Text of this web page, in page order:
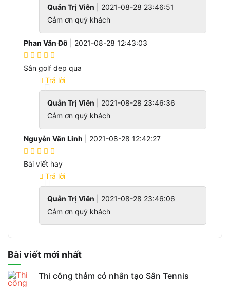
Quản Trị Viên | 2021-08-28 23:46:51
Cảm ơn quý khách
Phan Văn Đô | 2021-08-28 12:43:03
Sân golf dep qua
Trả lời
Quản Trị Viên | 2021-08-28 23:46:36
Cảm ơn quý khách
Nguyễn Văn Linh | 2021-08-28 12:42:27
Bài viết hay
Trả lời
Quản Trị Viên | 2021-08-28 23:46:06
Cảm ơn quý khách
Bài viết mới nhất
Thi công thảm cỏ nhân tạo Sân Tennis